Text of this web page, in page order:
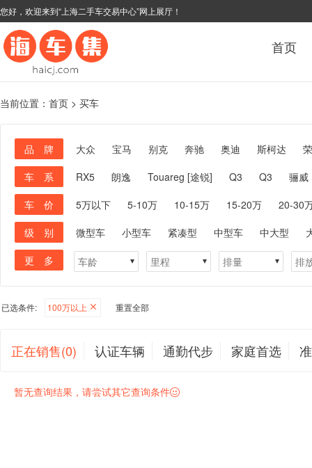
您好，欢迎来到“上海二手车交易中心”网上展厅！
首页
当前位置： 首页 > 买车
品 牌 大众 宝马 别克 奔驰 奥迪 斯柯达
车 系
RX5 朗逸 Touareg [途锐] Q3 Q3
骊威
车 价
5万以下 5-10万 10-15万 15-20万
20-30
级 别
微型车 小型车 紧凑型 中型车 中大型
更 多
已选条件: 100万以上 重置全部
正在销售(0) 认证车辆 通勤代步 家庭首选
暂无查询结果，请尝试其它查询条件